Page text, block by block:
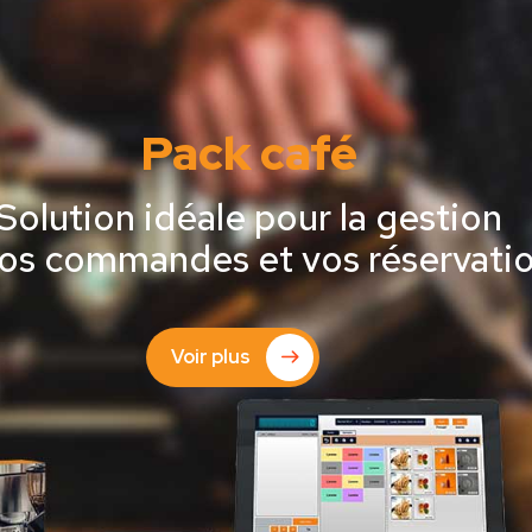
Pack café
idéale pour la gestion
commandes et vos
Voir plus